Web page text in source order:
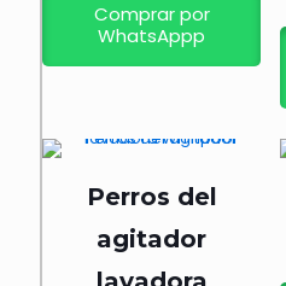
Comprar por
WhatsAppp
Perros del
agitador